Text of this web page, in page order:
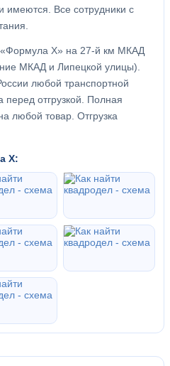
имеются. Все сотрудники с
«Формула X» на 27-й км МКАД
МКАД и Липецкой улицы).
любой транспортной
перед отгрузкой. Полная
любой товар. Отгрузка
Х: